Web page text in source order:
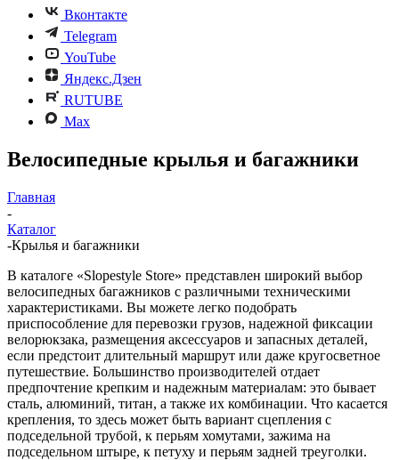
Вконтакте
Telegram
YouTube
Яндекс.Дзен
RUTUBE
Max
Велосипедные крылья и багажники
Главная
-
Каталог
-Крылья и багажники
В каталоге «Slopestyle Store» представлен широкий выбор
велосипедных багажников с различными техническими
характеристиками. Вы можете легко подобрать
приспособление для перевозки грузов, надежной фиксации
велорюкзака, размещения аксессуаров и запасных деталей,
если предстоит длительный маршрут или даже кругосветное
путешествие. Большинство производителей отдает
предпочтение крепким и надежным материалам: это бывает
сталь, алюминий, титан, а также их комбинации. Что касается
крепления, то здесь может быть вариант сцепления с
подседельной трубой, к перьям хомутами, зажима на
подседельном штыре, к петуху и перьям задней треуголки.